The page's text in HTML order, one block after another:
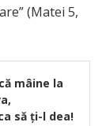
(Matei 5,
mâine la
să ţi-l dea!